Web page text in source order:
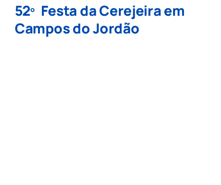
52º Festa da Cerejeira em
Campos do Jordão